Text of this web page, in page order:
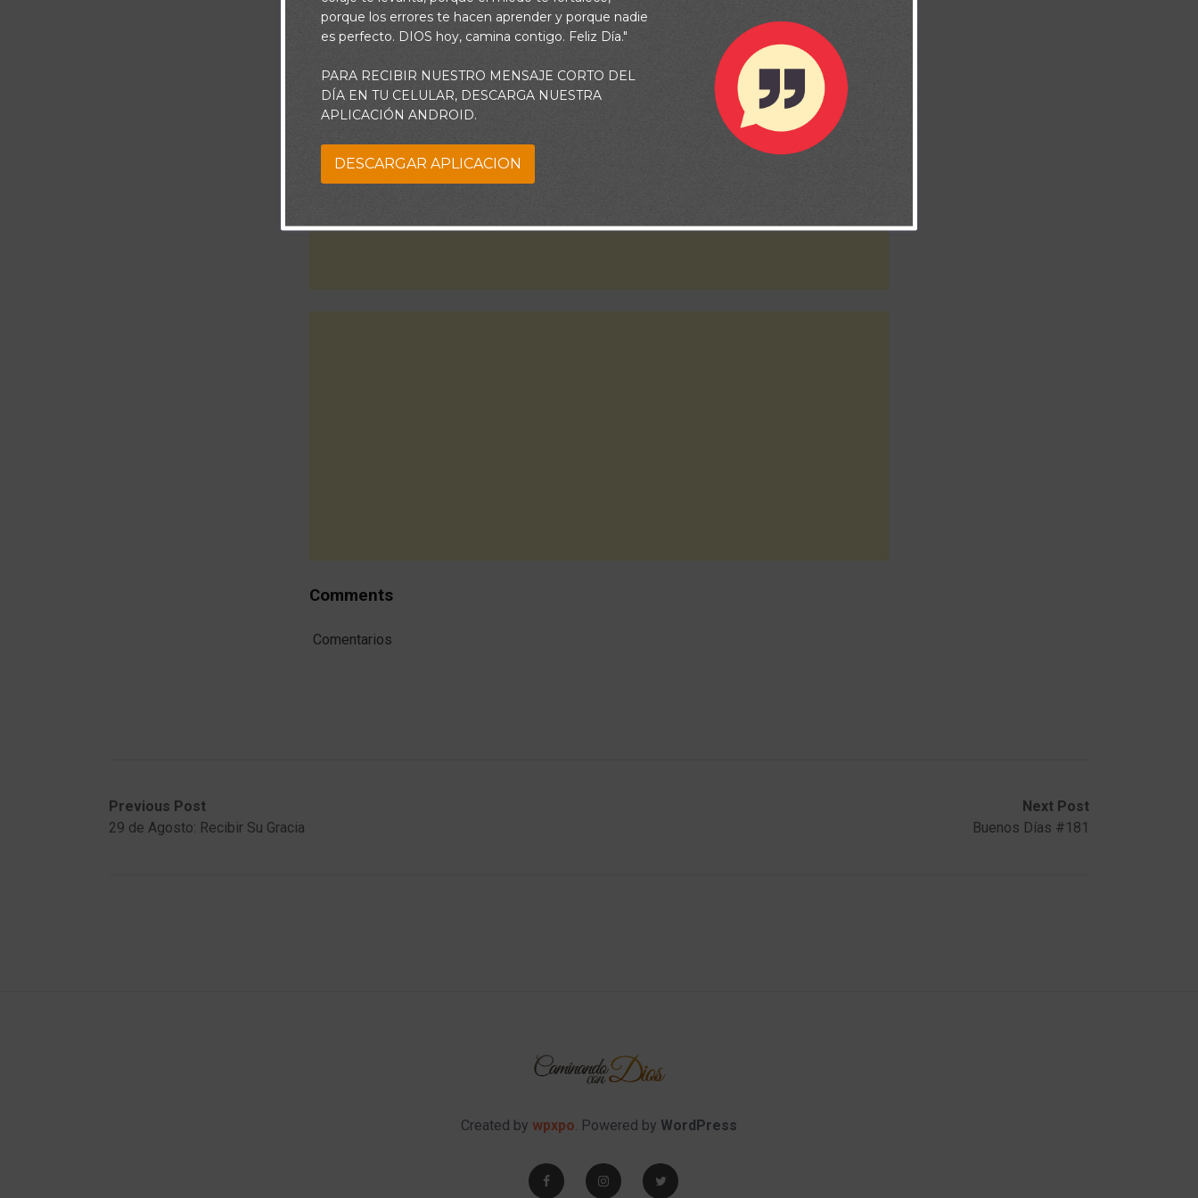
de todas las bendiciones que sólo Tu puedes darme.
Comments
Comentarios
Previous Post
29 de Agosto: Recibir Su Gracia
Next Post
Buenos Días #181
Created by wpxpo. Powered by WordPress
porque los errores te hacen aprender y porque nadie
es perfecto. DIOS hoy, camina contigo. Feliz Día."
PARA RECIBIR NUESTRO MENSAJE CORTO DEL
DÍA EN TU CELULAR, DESCARGA NUESTRA
APLICACIÓN ANDROID.
DESCARGAR APLICACION